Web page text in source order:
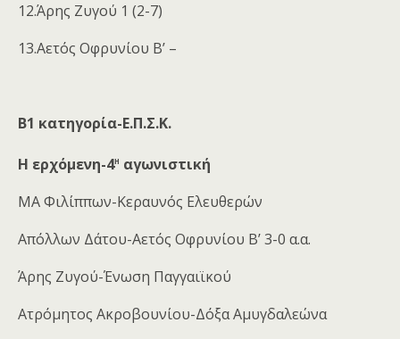
12.Άρης Ζυγού 1 (2-7)
13.Αετός Οφρυνίου Β’ –
Β1 κατηγορία-Ε.Π.Σ.Κ.
Η ερχόμενη-4η αγωνιστική
ΜΑ Φιλίππων-Κεραυνός Ελευθερών
Απόλλων Δάτου-Αετός Οφρυνίου Β’ 3-0 α.α.
Άρης Ζυγού-Ένωση Παγγαιϊκού
Ατρόμητος Ακροβουνίου-Δόξα Αμυγδαλεώνα